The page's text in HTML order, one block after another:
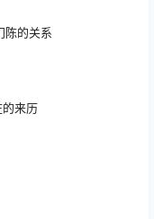
陈的关系
来历